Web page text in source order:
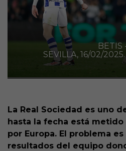
BETIS
SEVILLA, 16/02/
La Real Sociedad es uno
hasta la fecha está
por Europa. El problema
resultados del equipo